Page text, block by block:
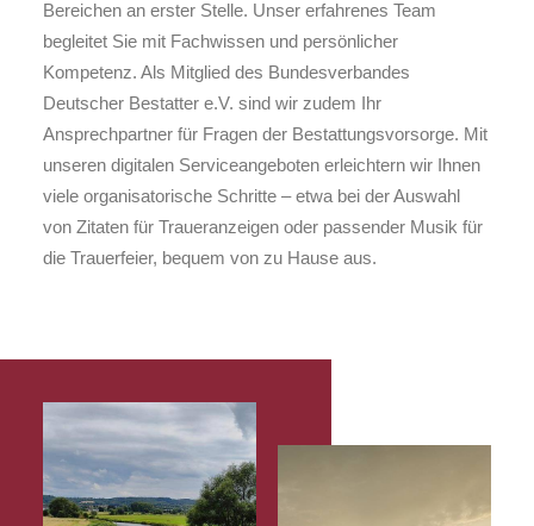
Bereichen an erster Stelle. Unser erfahrenes Team
begleitet Sie mit Fachwissen und persönlicher
Kompetenz. Als Mitglied des Bundesverbandes
Deutscher Bestatter e.V. sind wir zudem Ihr
Ansprechpartner für Fragen der Bestattungsvorsorge. Mit
unseren digitalen Serviceangeboten erleichtern wir Ihnen
viele organisatorische Schritte – etwa bei der Auswahl
von Zitaten für Traueranzeigen oder passender Musik für
die Trauerfeier, bequem von zu Hause aus.